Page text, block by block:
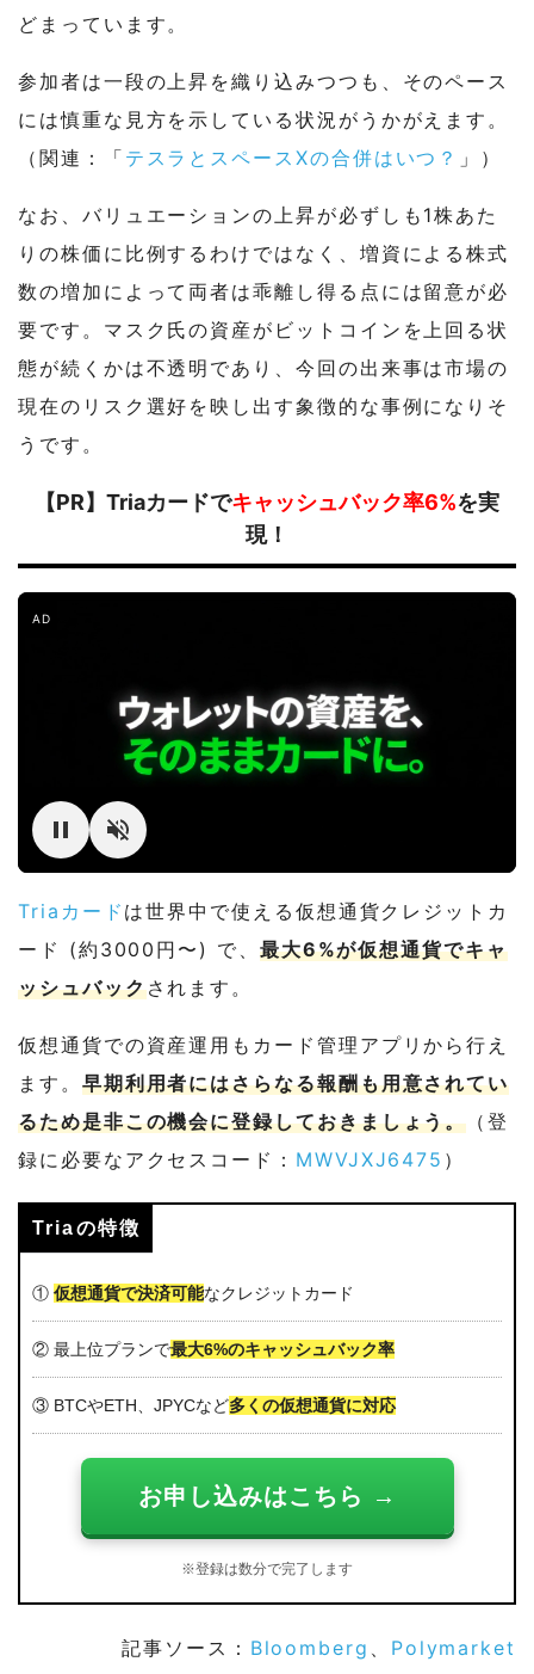
どまっています。
参加者は一段の上昇を織り込みつつも、そのペース
には慎重な見方を示している状況がうかがえます。
（関連：「 テスラとスペースXの合併はいつ？ 」）
なお、バリュエーションの上昇が必ずしも1株あた
りの株価に比例するわけではなく、増資による株式
数の増加によって両者は乖離し得る点には留意が必
要です。マスク氏の資産がビットコインを上回る状
態が続くかは不透明であり、今回の出来事は市場の
現在のリスク選好を映し出す象徴的な事例になりそ
うです。
【PR】Triaカードでキャッシュバック率6%を実
現！
AD
Triaカード は世界中で使える仮想通貨クレジットカ
ード (約3000円〜) で、 最大6%が仮想通貨でキャ
ッシュバックされます。
仮想通貨での資産運用もカード管理アプリから行え
ます。 早期利用者にはさらなる報酬も用意されてい
るため是非この機会に登録しておきましょう。 （登
録に必要なアクセスコード： MWVJXJ6475 ）
Triaの特徴
① 仮想通貨で決済可能なクレジットカード
② 最上位プランで最大6%のキャッシュバック率
③ BTCやETH、JPYCなど多くの仮想通貨に対応
お申し込みはこちら →
※登録は数分で完了します
記事ソース： Bloomberg 、 Polymarket